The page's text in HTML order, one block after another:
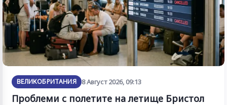
ВЕЛИКОБРИТАНИЯ 8 Август 2026, 09:13
Проблеми с полетите на летище Бристол